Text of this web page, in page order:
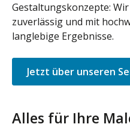
Gestaltungskonzepte:
zuverlässig und mit
langlebige Ergebnisse.
Jetzt über unseren
Alles für Ihre